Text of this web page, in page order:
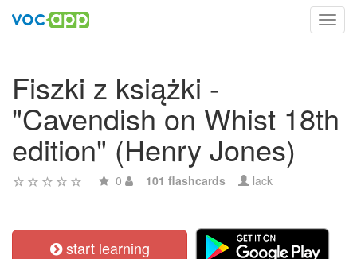
Fiszki z książki -
"Cavendish on Whist 18th
edition" (Henry Jones)
0 101 flashcards lack
start learning